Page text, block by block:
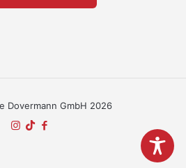
Dovermann GmbH 2026